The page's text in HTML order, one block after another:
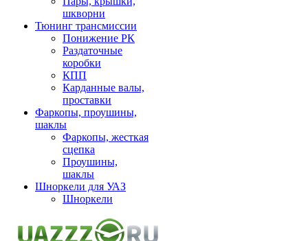
шкворни
Тюнинг трансмиссии
Понижение РК
Раздаточные
коробки
КПП
Карданные валы,
проставки
Фаркопы, проушины,
шаклы
Фаркопы, жесткая
сцепка
Проушины,
шаклы
Шноркели для УАЗ
Шноркели